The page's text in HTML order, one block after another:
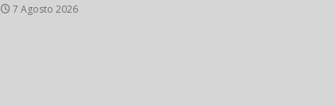
7 Agosto 2026